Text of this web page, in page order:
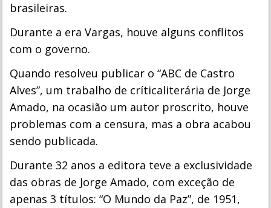
brasileiras.
Durante a era Vargas, houve alguns conflitos
com o governo.
Quando resolveu publicar o “ABC de Castro
Alves”, um trabalho de críticaliterária de Jorge
Amado, na ocasião um autor proscrito, houve
problemas com a censura, mas a obra acabou
sendo publicada.
Durante 32 anos a editora teve a exclusividade
das obras de Jorge Amado, com exceção de
apenas 3 títulos: “O Mundo da Paz”, de 1951,